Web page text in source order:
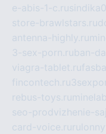
e-abis-1-c.ru
store-brawlstars.ru
antenna-highly.ru
3-sex-porn.ruban-
viagra-tablet.ru
fincontech.ru
rebus-toys.ru
seo-prodvizhenie-
card-voice.ru